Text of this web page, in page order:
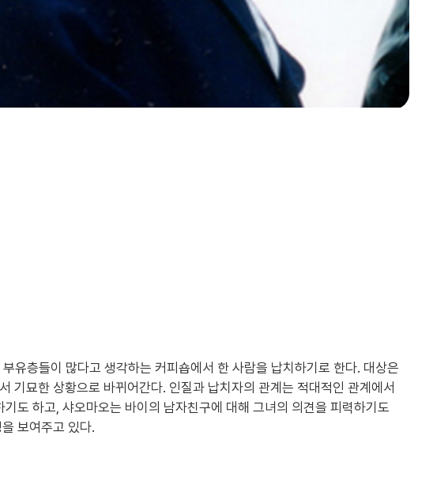
유층들이 많다고 생각하는 커피숍에서 한 사람을 납치하기로 한다. 대상은
기묘한 상황으로 바뀌어간다. 인질과 납치자의 관계는 적대적인 관계에서
도 하고, 샤오마오는 바이의 남자친구에 대해 그녀의 의견을 피력하기도
보여주고 있다.